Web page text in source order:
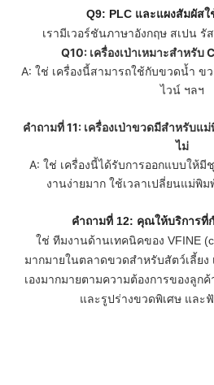
Q9: PLC และแผงสัมผัสใ
เรามีเวอร์ชันภาษาอังกฤษ สเปน
Q10: เครื่องเป่าเหมาะสำหรับ
A: ใช่ เครื่องนี้สามารถใช้กับขวดน้ำ
ไวน์ ฯลฯ
คำถามที่ 11: เครื่องเป่าขวดมีสำหรับแ
ไม่
A: ใช่ เครื่องนี้ได้รับการออกแบบให้
งานง่ายมาก ใช้เวลาเปลี่ยนแม่พิ
คำถามที่ 12: คุณให้บริการที่
ใช่ ทีมงานด้านเทคนิคของ VFINE
มากมายในตลาดขวดสำหรับสัตว์เลี้ยง
เองมากมายตามความต้องการของลูก
และรูปร่างขวดพิเศษ และ